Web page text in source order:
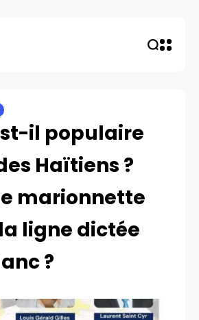
il populaire
Haïtiens ?
marionnette
ligne dictée
?